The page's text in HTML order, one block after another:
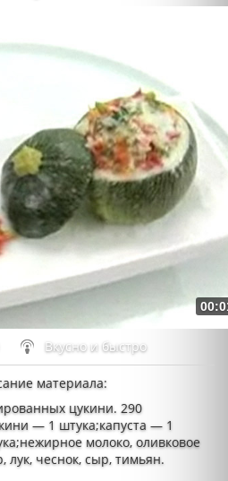
Вкусно и быстро
материала:
цукини. 290
— 1 штука;капуста — 1
молоко, оливковое
лук, чеснок, сыр, тимьян.